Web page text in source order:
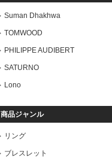
Suman Dhakhwa
TOMWOOD
PHILIPPE AUDIBERT
SATURNO
Lono
商品ジャンル
リング
ブレスレット